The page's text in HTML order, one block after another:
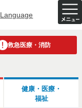
Language
救急医療・消防
健康・医療・
福祉